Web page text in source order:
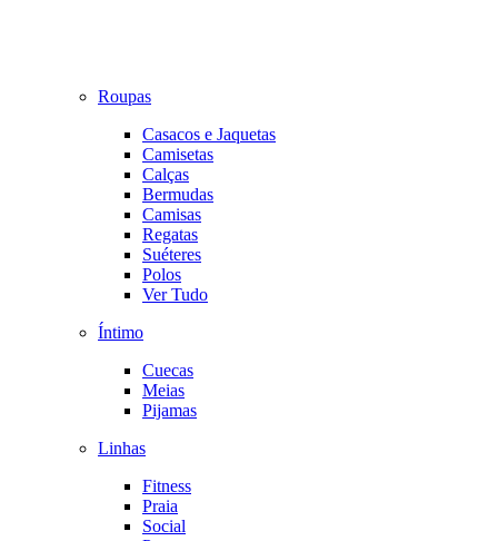
Roupas
Casacos e Jaquetas
Camisetas
Calças
Bermudas
Camisas
Regatas
Suéteres
Polos
Ver Tudo
Íntimo
Cuecas
Meias
Pijamas
Linhas
Fitness
Praia
Social